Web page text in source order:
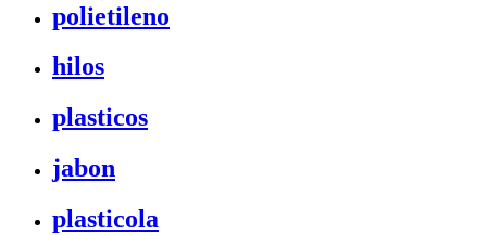
polietileno
hilos
plasticos
jabon
plasticola